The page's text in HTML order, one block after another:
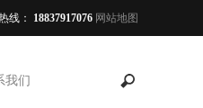
线： 18837917076 网站地图
我们